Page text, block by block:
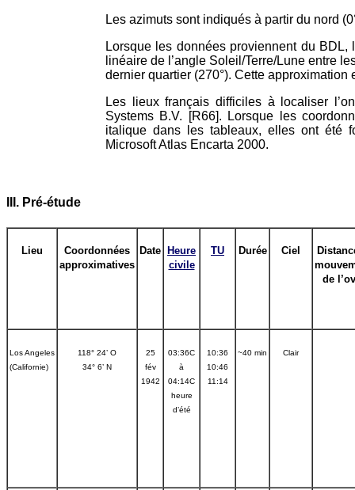
Les azimuts sont indiqués à partir du nord
Lorsque les données proviennent du
linéaire de l’angle Soleil/Terre/Lune entre
dernier quartier (270°). Cette
Les lieux français difficiles à localiser
Systems B.V. [R66]. Lorsque les
italique dans les tableaux, elles ont été
Microsoft Atlas Encarta 2000.
III. Pré-étude
Lieu
Coordonnées
approximatives
Date Heure
civile
TU Durée Ciel
de
Los Angeles
(Californie)
118° 24’ O
34° 6’ N
25
fév
1942
03:36C
à
04:14C
heure
d’été
10:36
10:46
11:14
~40 min Clair